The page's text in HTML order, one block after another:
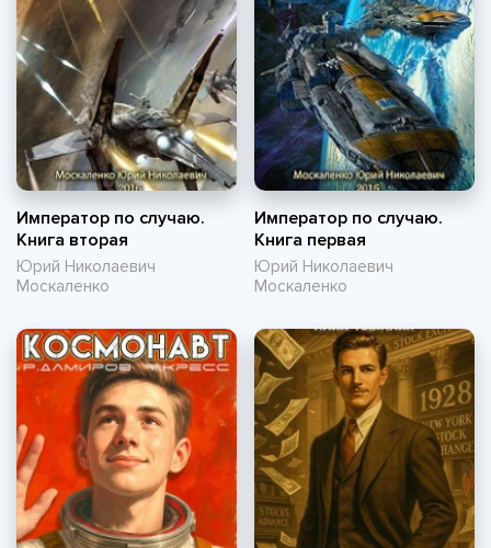
Император по случаю.
Книга вторая
Юрий Николаевич
Москаленко
Император по случаю.
Книга первая
Юрий Николаевич
Москаленко